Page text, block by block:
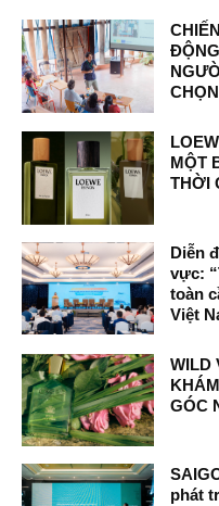
MỘT
THỜI
Diễn
vực:
toàn
Việt
WILD
GÓC
phát